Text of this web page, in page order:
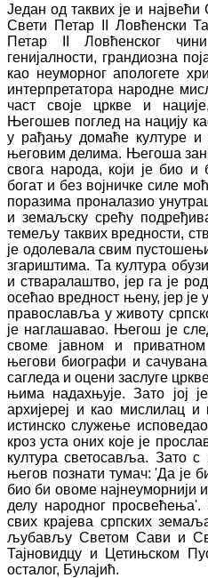
Један од таквих је и
Свети Петар II Ловћенски
Петар II Ловћенског
генијалности, грандиозна
као неуморног апологете
интерпретатора народне
част своје цркве и
Његошев поглед на нацију
у рађању домаће културе и
његовим делима. Његоша
свога народа, који је био и
богат и без војничке силе
поразима проналазио
и земаљску срећу
темељу таквих вредности,
је одолевала свим
згариштима. Та култура
и стваралаштво, јер га је
осећао вредност њену, јер је
православља у животу
је наглашавао. Његош је
своме јавном и
његови биографи и
сагледа и оцени заслуге
њима надахњује. Зато јој
архијереј и као мислилац и
истинско служење
кроз уста оних које је
култура светосавља. Зато
његов познати тумач: 'Да је
био би овоме најнеуморнији
делу народног
свих крајева српских
љубављу Светом Сави и
Тајновидцу и Цетињском
осталог, Булајић.